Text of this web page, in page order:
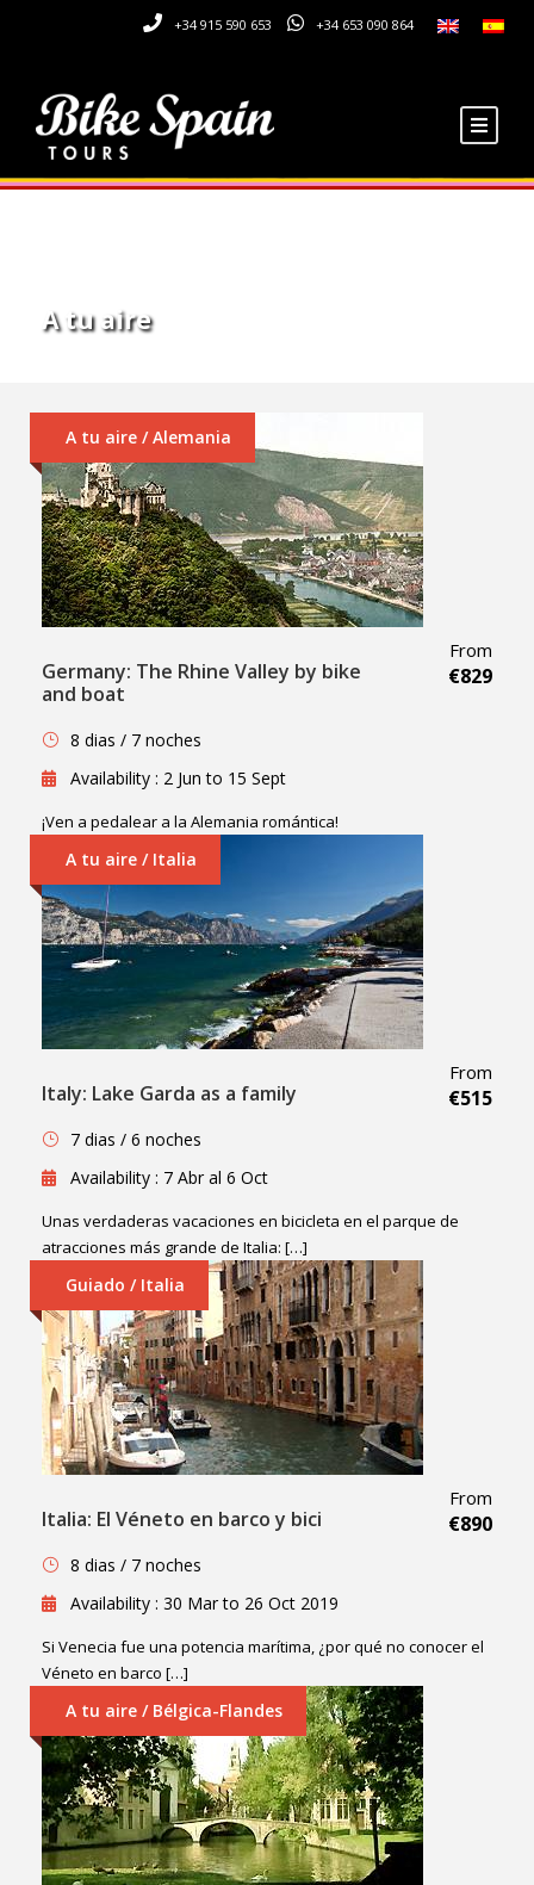
+34 915 590 653 +34 653 090 864
A tu aire
A tu aire / Alemania
Germany: The Rhine Valley by bike
and boat
From
€829
8 dias / 7 noches
Availability : 2 Jun to 15 Sept
¡Ven a pedalear a la Alemania romántica!
A tu aire / Italia
Italy: Lake Garda as a family
From
€515
7 dias / 6 noches
Availability : 7 Abr al 6 Oct
Unas verdaderas vacaciones en bicicleta en el parque de
atracciones más grande de Italia: […]
Guiado / Italia
Italia: El Véneto en barco y bici
From
€890
8 dias / 7 noches
Availability : 30 Mar to 26 Oct 2019
Si Venecia fue una potencia marítima, ¿por qué no conocer el
Véneto en barco […]
A tu aire / Bélgica-Flandes